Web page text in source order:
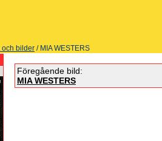
och bilder / MIA WESTERS
Föregående bild:
MIA WESTERS